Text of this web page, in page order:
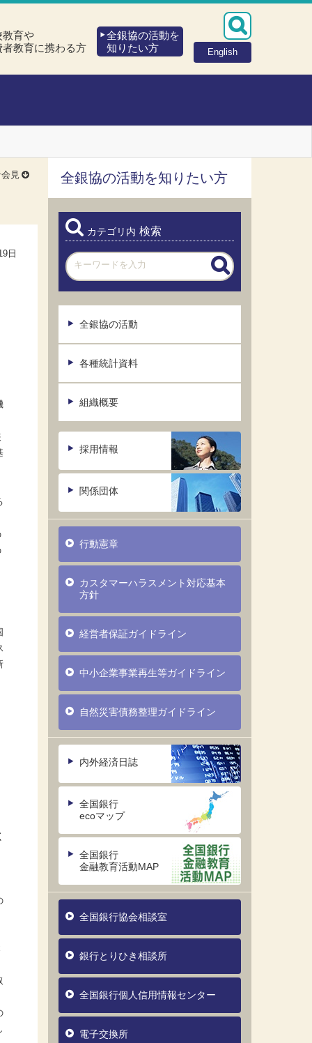
English
教育や
者教育に携わる方
全銀協の活動を
知りたい方
見
日
全銀協の活動を知りたい方
カテゴリ内 検索
全銀協の活動
各種統計資料
組織概要
採用情報
関係団体
行動憲章
カスタマーハラスメント対応基本
方針
経営者保証ガイドライン
中小企業事業再生等ガイドライン
自然災害債務整理ガイドライン
内外経済日誌
全国銀行
ecoマップ
全国銀行
金融教育活動MAP
全国銀行協会相談室
銀行とりひき相談所
全国銀行個人信用情報センター
電子交換所